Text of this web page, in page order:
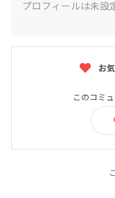
プロフィールは未設
お
このコミ